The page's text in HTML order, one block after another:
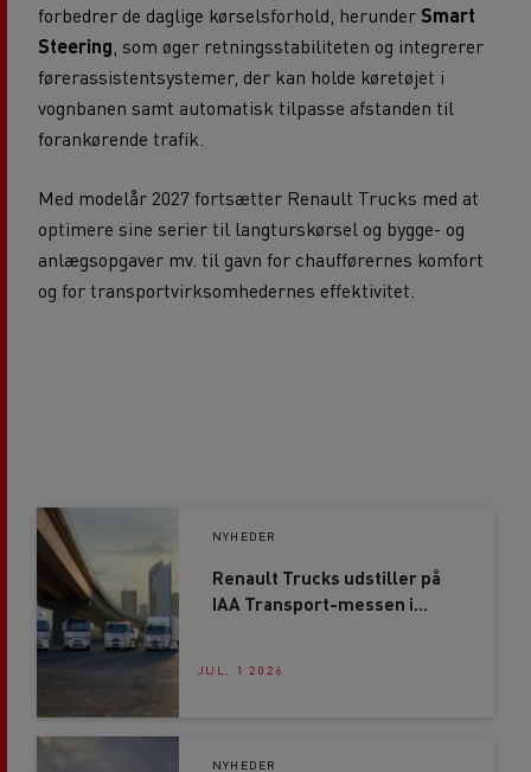
forbedrer de daglige kørselsforhold, herunderSmart
Steering , som øger retningsstabiliteten og integrerer
førerassistentsystemer, der kan holde køretøjet i
vognbanen samt automatisk tilpasse afstanden til
forankørende trafik.
Med modelår 2027 fortsætter Renault Trucks med at
optimere sine serier til langturskørsel og bygge- og
anlægsopgaver mv. til gavn for chaufførernes komfort
og for transportvirksomhedernes effektivitet.
NYHEDER
Renault Trucks udstiller på
IAA Transport-messen i
JUL. 1 2026
NYHEDER